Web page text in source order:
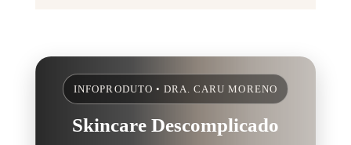
INFOPRODUTO • DRA. CARU MORENO
Skincare Descomplicado